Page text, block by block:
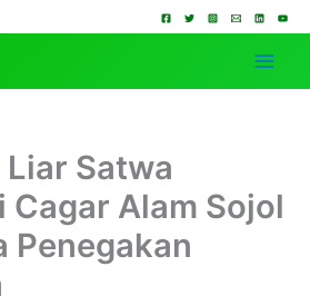
Satwa
Cagar Alam Sojol
Penegakan